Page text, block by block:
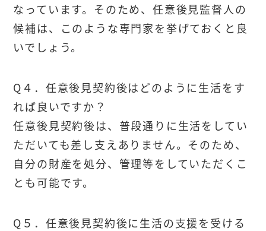
なっています。そのため、任意後見監督人の
候補は、このような専門家を挙げておくと良
いでしょう。
Q４．任意後見契約後はどのように生活をす
れば良いですか？
任意後見契約後は、普段通りに生活をしてい
ただいても差し支えありません。そのため、
自分の財産を処分、管理等をしていただくこ
とも可能です。
Q５．任意後見契約後に生活の支援を受ける